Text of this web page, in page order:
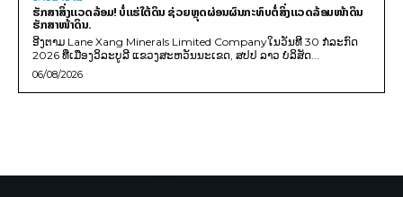
ຮັກສາສິ່ງແວດລ້ອມ! ບໍ່ແຮ່ໃຕ້ດິນ ຊ່ວຍຫຼຸດຜ່ອນຜົນກະທົບຕໍ່ສິ່ງແວດລ້ອມໜ້າດິນ
ຮັກສາໜ້າດິນ.
ອີງຕາມ Lane Xang Minerals Limited Companyໃນວັນທີ 30 ກໍລະກົດ
2026 ທີ່ເມືອງວິລະບູລີ ແຂວງສະຫວັນນະເຂດ, ສປປ ລາວ ບໍລິສັດ...
06/08/2026